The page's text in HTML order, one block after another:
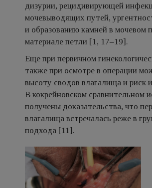
дизурии, рецидивирующей
мочевыводящих путей,
и образованию камней в мочевом
материале петли [1, 17–19].
Еще при первичном
также при осмотре в операции
высоту сводов влагалища и риск
В кокрейновском сравнительном
получены доказательства, что
влагалища встречалась реже в
подхода [11].